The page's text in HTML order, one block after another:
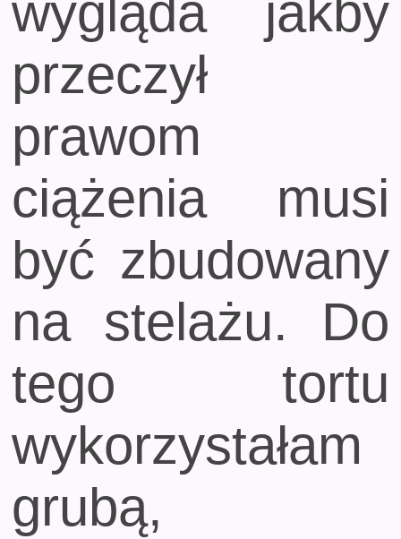
wygląda jakby
przeczył
prawom
ciążenia musi
być zbudowany
na stelażu. Do
tego tortu
wykorzystałam
grubą,